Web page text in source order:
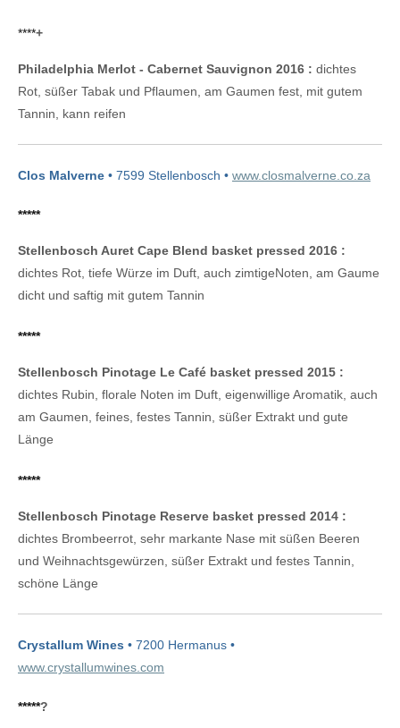
****+
Philadelphia Merlot - Cabernet Sauvignon 2016 : dichtes
Rot, süßer Tabak und Pflaumen, am Gaumen fest, mit gutem
Tannin, kann reifen
Clos Malverne • 7599 Stellenbosch • www.closmalverne.co.za
*****
Stellenbosch Auret Cape Blend basket pressed 2016 :
dichtes Rot, tiefe Würze im Duft, auch zimtigeNoten, am Gaume
dicht und saftig mit gutem Tannin
*****
Stellenbosch Pinotage Le Café basket pressed 2015 :
dichtes Rubin, florale Noten im Duft, eigenwillige Aromatik, auch
am Gaumen, feines, festes Tannin, süßer Extrakt und gute
Länge
*****
Stellenbosch Pinotage Reserve basket pressed 2014 :
dichtes Brombeerrot, sehr markante Nase mit süßen Beeren
und Weihnachtsgewürzen, süßer Extrakt und festes Tannin,
schöne Länge
Crystallum Wines • 7200 Hermanus •
www.crystallumwines.com
*****?